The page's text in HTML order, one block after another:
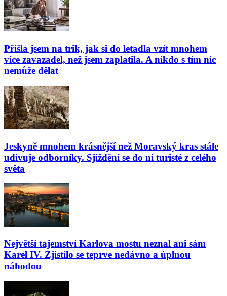
Přišla jsem na trik, jak si do letadla vzít mnohem
více zavazadel, než jsem zaplatila. A nikdo s tím nic
nemůže dělat
Jeskyně mnohem krásnější než Moravský kras stále
udivuje odborníky. Sjíždění se do ní turisté z celého
světa
Největší tajemství Karlova mostu neznal ani sám
Karel IV. Zjistilo se teprve nedávno a úplnou
náhodou